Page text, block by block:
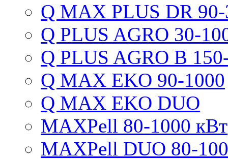
Q MAX PLUS DR
Q PLUS AGRO 30-
Q PLUS AGRO B
Q MAX EKO 90-1000
Q MAX EKO DUO
MAXPell 80-1000 кВт
MAXPell DUO 80-